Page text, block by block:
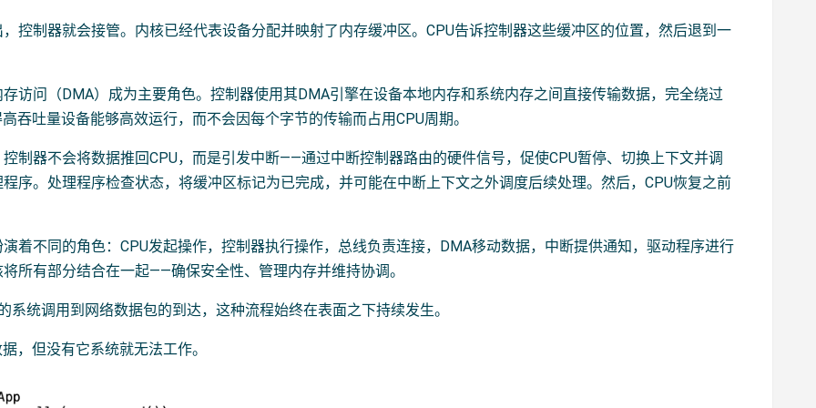
控制器就会接管。内核已经代表设备分配并映射了内存缓冲区。CPU告诉控制器这些缓冲区的位置，然后退到一
访问（DMA）成为主要角色。控制器使用其DMA引擎在设备本地内存和系统内存之间直接传输数据，完全绕过
吞吐量设备能够高效运行，而不会因每个字节的传输而占用CPU周期。
制器不会将数据推回CPU，而是引发中断——通过中断控制器路由的硬件信号，促使CPU暂停、切换上下文并调
序。处理程序检查状态，将缓冲区标记为已完成，并可能在中断上下文之外调度后续处理。然后，CPU恢复之前
着不同的角色：CPU发起操作，控制器执行操作，总线负责连接，DMA移动数据，中断提供通知，驱动程序进行
所有部分结合在一起——确保安全性、管理内存并维持协调。
系统调用到网络数据包的到达，这种流程始终在表面之下持续发生。
，但没有它系统就无法工作。